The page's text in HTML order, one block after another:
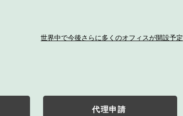
世界中で今後さらに多くのオフィスが開設予定
代理申請